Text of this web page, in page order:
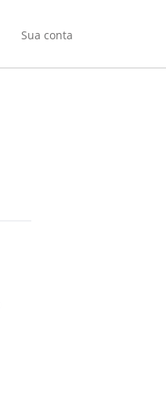
Sua conta